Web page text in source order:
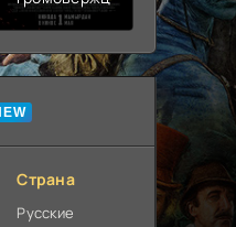
Страна
Русские